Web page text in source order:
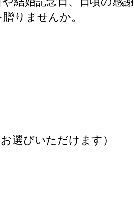
りませんか。
選びいただけます）